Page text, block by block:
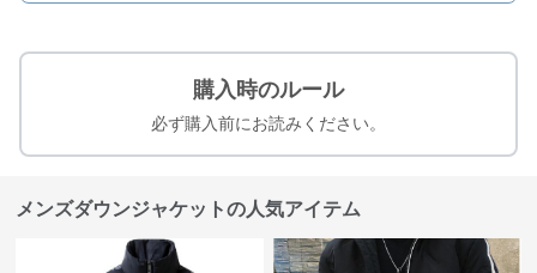
購入時のルール
必ず購入前にお読みください。
メンズダウンジャケットの人気アイテム